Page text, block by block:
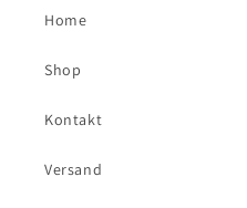
Home
Shop
Kontakt
Versand